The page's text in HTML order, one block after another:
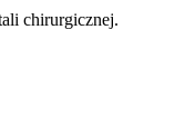
chirurgicznej.